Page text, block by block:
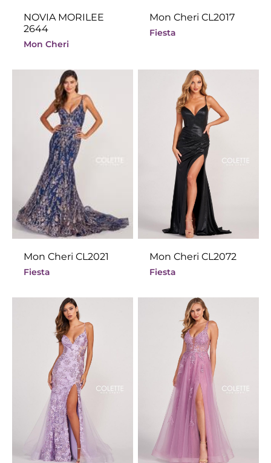
NOVIA MORILEE
2644
Mon Cheri
Mon Cheri CL2017
Fiesta
Mon Cheri CL2021
Fiesta
Mon Cheri CL2072
Fiesta